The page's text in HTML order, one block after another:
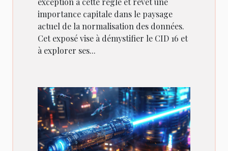
importance capitale dans le paysage
actuel de la normalisation des données.
Cet exposé vise à démystifier le CID 16 et
à explorer ses...